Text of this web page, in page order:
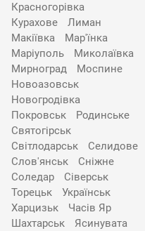
Красногорівка
Курахове
Лиман
Макіївка
Мар'їнка
Маріуполь
Миколаївка
Мирноград
Моспине
Новоазовськ
Новогродівка
Покровськ
Родинське
Святогірськ
Світлодарськ
Селидове
Слов'янськ
Сніжне
Соледар
Сіверськ
Торецьк
Українськ
Харцизьк
Часів Яр
Шахтарськ
Ясинувата